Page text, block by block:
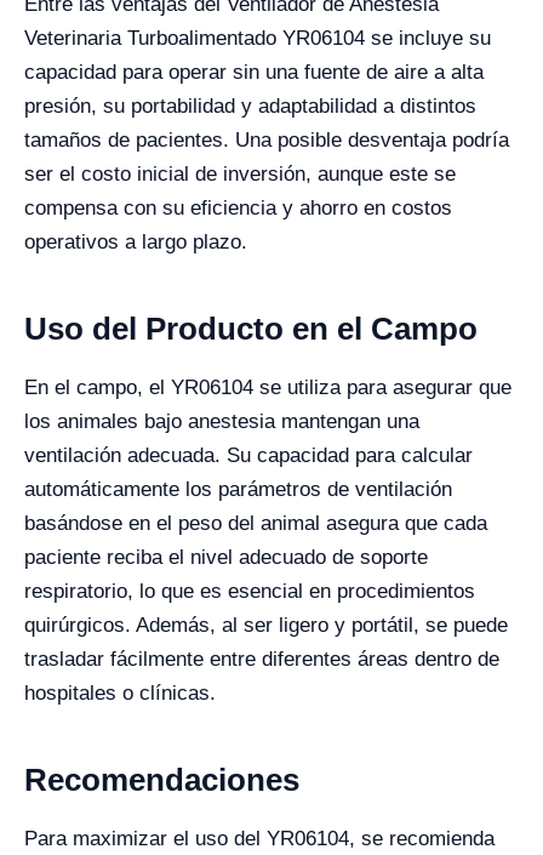
Veterinaria Turboalimentado YR06104 se incluye su
capacidad para operar sin una fuente de aire a alta
presión, su portabilidad y adaptabilidad a distintos
tamaños de pacientes. Una posible desventaja podría
ser el costo inicial de inversión, aunque este se
compensa con su eficiencia y ahorro en costos
operativos a largo plazo.
Uso del Producto en el Campo
En el campo, el YR06104 se utiliza para asegurar que
los animales bajo anestesia mantengan una
ventilación adecuada. Su capacidad para calcular
automáticamente los parámetros de ventilación
basándose en el peso del animal asegura que cada
paciente reciba el nivel adecuado de soporte
respiratorio, lo que es esencial en procedimientos
quirúrgicos. Además, al ser ligero y portátil, se puede
trasladar fácilmente entre diferentes áreas dentro de
hospitales o clínicas.
Recomendaciones
Para maximizar el uso del YR06104, se recomienda